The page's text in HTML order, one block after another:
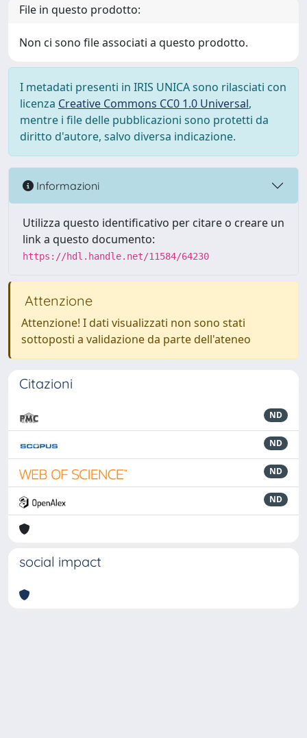
File in questo prodotto:
Non ci sono file associati a questo prodotto.
I metadati presenti in IRIS UNICA sono rilasciati con
licenza Creative Commons CC0 1.0 Universal,
mentre i file delle pubblicazioni sono protetti da
diritto d'autore, salvo diversa indicazione.
Informazioni
Utilizza questo identificativo per citare o creare un
link a questo documento:
https://hdl.handle.net/11584/64230
Attenzione
Attenzione! I dati visualizzati non sono stati
sottoposti a validazione da parte dell'ateneo
Citazioni
ND
ND
ND
ND
social impact